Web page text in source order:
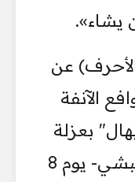
يشاء».
عن
الآنفة
بعزلة
بني بكاري -مديرية جبل حبشي- يوم 8